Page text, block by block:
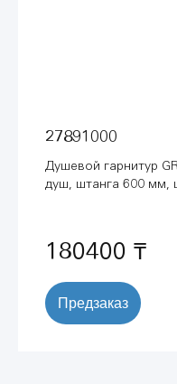
27891000
Душевой гарнитур
душ, штанга 600 мм,
180400 ₸
Предзаказ